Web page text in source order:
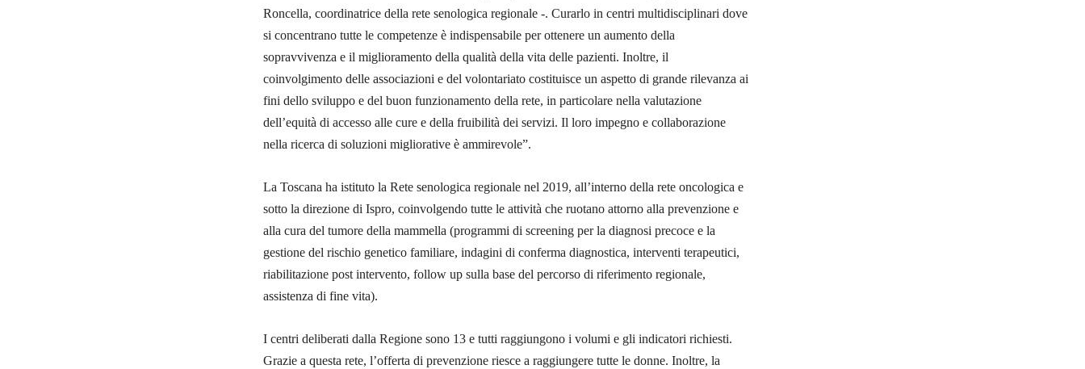
Roncella, coordinatrice della rete senologica regionale -. Curarlo in centri multidisciplinari dove
si concentrano tutte le competenze è indispensabile per ottenere un aumento della
sopravvivenza e il miglioramento della qualità della vita delle pazienti. Inoltre, il
coinvolgimento delle associazioni e del volontariato costituisce un aspetto di grande rilevanza ai
fini dello sviluppo e del buon funzionamento della rete, in particolare nella valutazione
dell’equità di accesso alle cure e della fruibilità dei servizi. Il loro impegno e collaborazione
nella ricerca di soluzioni migliorative è ammirevole”.
La Toscana ha istituto la Rete senologica regionale nel 2019, all’interno della rete oncologica e
sotto la direzione di Ispro, coinvolgendo tutte le attività che ruotano attorno alla prevenzione e
alla cura del tumore della mammella (programmi di screening per la diagnosi precoce e la
gestione del rischio genetico familiare, indagini di conferma diagnostica, interventi terapeutici,
riabilitazione post intervento, follow up sulla base del percorso di riferimento regionale,
assistenza di fine vita).
I centri deliberati dalla Regione sono 13 e tutti raggiungono i volumi e gli indicatori richiesti.
Grazie a questa rete, l’offerta di prevenzione riesce a raggiungere tutte le donne. Inoltre, la